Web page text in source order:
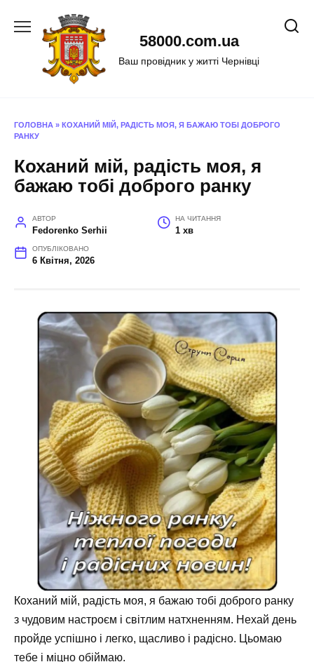
58000.com.ua
Ваш провідник у житті Чернівці
ГОЛОВНА » КОХАНИЙ МІЙ, РАДІСТЬ МОЯ, Я БАЖАЮ ТОБІ ДОБРОГО
РАНКУ
Коханий мій, радість моя, я
бажаю тобі доброго ранку
АВТОР
Fedorenko Serhii
НА ЧИТАННЯ
1 хв
ОПУБЛІКОВАНО
6 Квітня, 2026
Коханий мій, радість моя, я бажаю тобі доброго ранку
з чудовим настроєм і світлим натхненням. Нехай день
пройде успішно і легко, щасливо і радісно. Цьомаю
тебе і міцно обіймаю.